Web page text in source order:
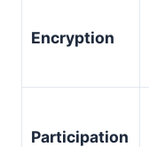
Encryption
Participation